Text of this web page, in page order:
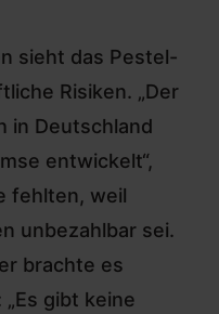
sieht das Pestel-
Risiken. „Der
in Deutschland
entwickelt“,
fehlten, weil
unbezahlbar sei.
brachte es
gibt keine